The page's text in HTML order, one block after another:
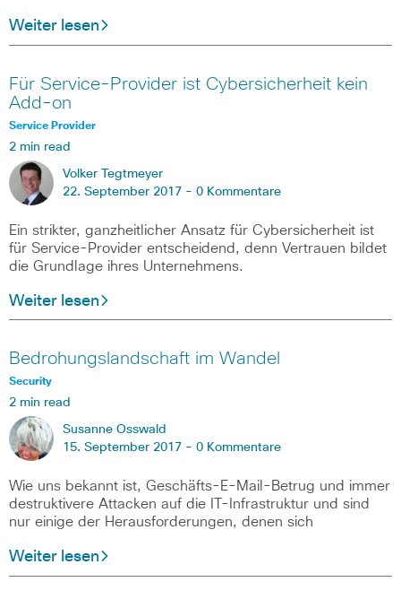
Weiter lesen
Für Service-Provider ist Cybersicherheit kein
Add-on
Service Provider
2 min read
Volker Tegtmeyer
22. September 2017 - 0 Kommentare
Ein strikter, ganzheitlicher Ansatz für Cybersicherheit ist
für Service-Provider entscheidend, denn Vertrauen bildet
die Grundlage ihres Unternehmens.
Weiter lesen
Bedrohungslandschaft im Wandel
Security
2 min read
Susanne Osswald
15. September 2017 - 0 Kommentare
Wie uns bekannt ist, Geschäfts-E-Mail-Betrug und immer
destruktivere Attacken auf die IT-Infrastruktur und sind
nur einige der Herausforderungen, denen sich
Weiter lesen